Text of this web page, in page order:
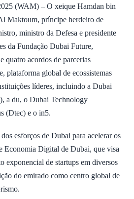
(WAM) – O xeique Hamdan bin
Maktoum, príncipe herdeiro de
ministro da Defesa e presidente
da Fundação Dubai Future,
quatro acordos de parcerias
plataforma global de ecossistemas
líderes, incluindo a Dubai
a du, o Dubai Technology
(Dtec) e o in5.
esforços de Dubai para acelerar os
Economia Digital de Dubai, que visa
exponencial de startups em diversos
do emirado como centro global de